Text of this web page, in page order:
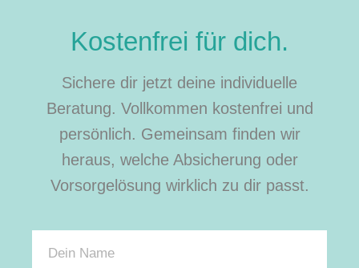
Kostenfrei für dich.
Sichere dir jetzt deine individuelle
Beratung. Vollkommen kostenfrei und
persönlich. Gemeinsam finden wir
heraus, welche Absicherung oder
Vorsorgelösung wirklich zu dir passt.